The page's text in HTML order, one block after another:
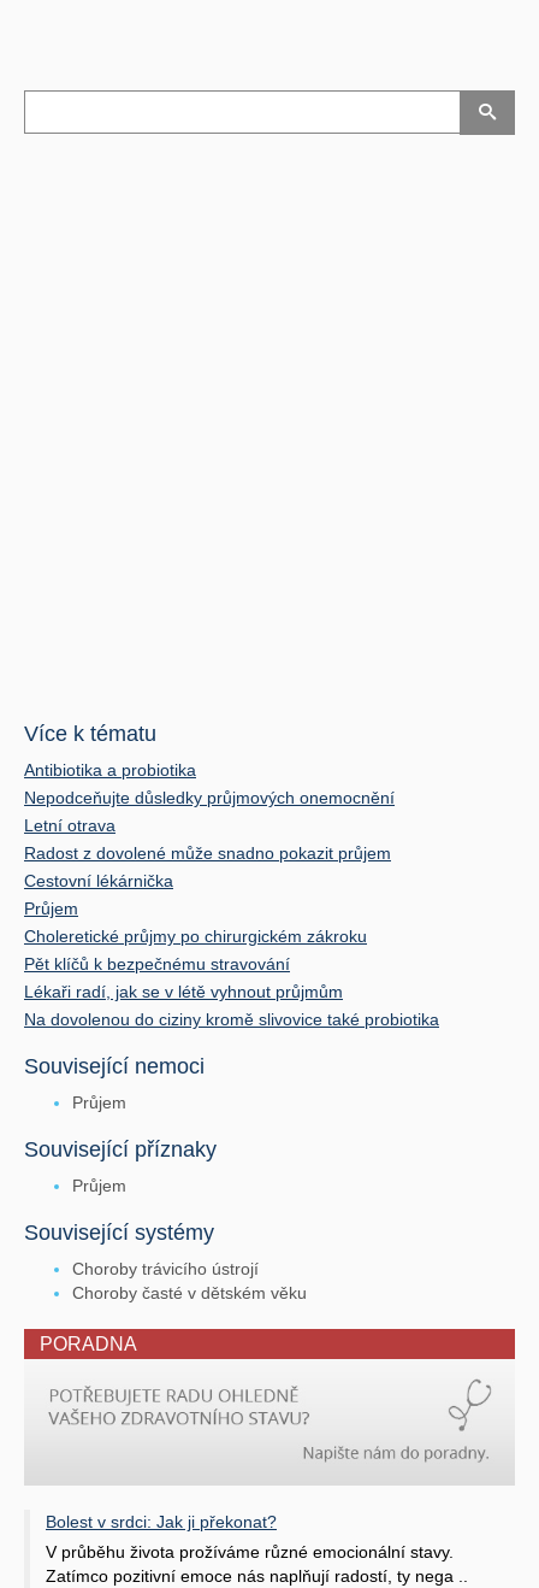
Více k tématu
Antibiotika a probiotika
Nepodceňujte důsledky průjmových onemocnění
Letní otrava
Radost z dovolené může snadno pokazit průjem
Cestovní lékárnička
Průjem
Choleretické průjmy po chirurgickém zákroku
Pět klíčů k bezpečnému stravování
Lékaři radí, jak se v létě vyhnout průjmům
Na dovolenou do ciziny kromě slivovice také probiotika
Související nemoci
Průjem
Související příznaky
Průjem
Související systémy
Choroby trávicího ústrojí
Choroby časté v dětském věku
PORADNA
Bolest v srdci: Jak ji překonat?
V průběhu života prožíváme různé emocionální stavy.
Zatímco pozitivní emoce nás naplňují radostí, ty nega ..